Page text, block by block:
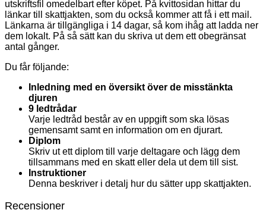
utskriftsfil omedelbart efter köpet. På kvittosidan hittar du
länkar till skattjakten, som du också kommer att få i ett mail.
Länkarna är tillgängliga i 14 dagar, så kom ihåg att ladda ner
dem lokalt. På så sätt kan du skriva ut dem ett obegränsat
antal gånger.
Du får följande:
Inledning med en översikt över de misstänkta
djuren
9 ledtrådar
Varje ledtråd består av en uppgift som ska lösas
gemensamt samt en information om en djurart.
Diplom
Skriv ut ett diplom till varje deltagare och lägg dem
tillsammans med en skatt eller dela ut dem till sist.
Instruktioner
Denna beskriver i detalj hur du sätter upp skattjakten.
Recensioner